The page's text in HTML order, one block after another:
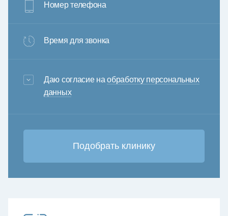
Номер телефона
Время для звонка
3+6=
Даю согласие наобработку персональных
данных